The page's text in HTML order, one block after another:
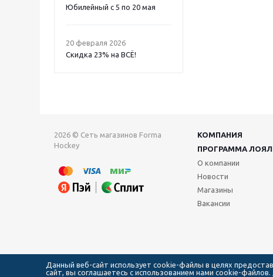
Юбилейный с 5 по 20 мая
20 февраля 2026
Скидка 23% на ВСË!
2026 © Сеть магазинов Forma
Hockey
КОМПАНИЯ
ПРОГРАММА
О компании
Новости
Магазины
Вакансии
Данный веб-сайт использует cookie-файлы в целях
сайт, вы соглашаетесь с использованием нами cookie-